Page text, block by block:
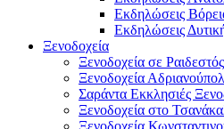
Εκδηλώσεις
Εκδηλώσεις
Ξενοδοχεία
Ξενοδοχεία σε Ραιδεστός
Ξενοδοχεία
Σαράντα Εκκλησιές
Ξενοδοχεία στο
Ξενοδοχεία